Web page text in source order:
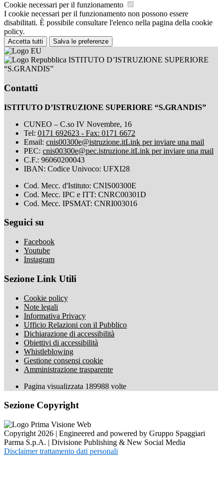
Cookie necessari per il funzionamento
I cookie necessari per il funzionamento non possono essere
disabilitati. È possibile consultare l'elenco nella pagina della cookie
policy.
Accetta tutti Salva le preferenze
ISTITUTO D’ISTRUZIONE SUPERIORE
“S.GRANDIS”
Contatti
ISTITUTO D’ISTRUZIONE SUPERIORE “S.GRANDIS”
CUNEO – C.so IV Novembre, 16
Tel: 0171 692623 - Fax: 0171 6672
Email: cnis00300e@istruzione.itLink per inviare una mail
PEC: cnis00300e@pec.istruzione.itLink per inviare una mail
C.F.: 96060200043
IBAN: Codice Univoco: UFXI28
Cod. Mecc. d'Istituto: CNIS00300E
Cod. Mecc. IPC e ITT: CNRC00301D
Cod. Mecc. IPSMAT: CNRI003016
Seguici su
Facebook
Youtube
Instagram
Sezione Link Utili
Cookie policy
Note legali
Informativa Privacy
Ufficio Relazioni con il Pubblico
Dichiarazione di accessibilità
Obiettivi di accessibilità
Whistleblowing
Gestione consensi cookie
Amministrazione trasparente
Pagina visualizzata 189988 volte
Sezione Copyright
Copyright 2026 | Engineered and powered by Gruppo Spaggiari
Parma S.p.A. | Divisione Publishing & New Social Media
Disclaimer trattamento dati personali